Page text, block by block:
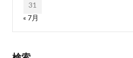
31
« 7月